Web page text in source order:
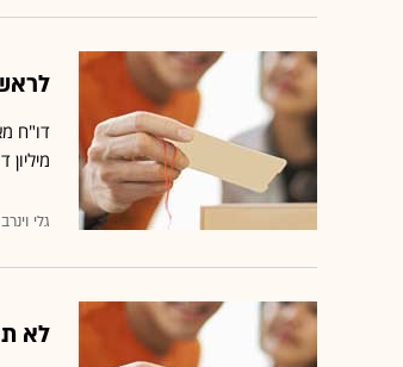
מיליון דולר
גלי וינרב
לא